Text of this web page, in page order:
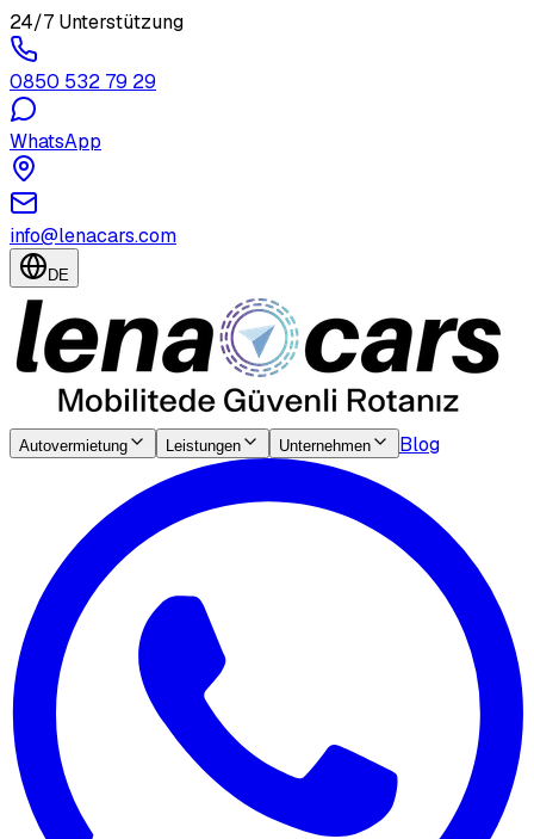
24/7 Unterstützung
0850 532 79 29
WhatsApp
info@lenacars.com
DE
Autovermietung Leistungen Unternehmen Blog